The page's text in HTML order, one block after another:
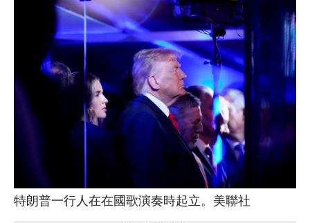
特朗普一行人在在國歌演奏時起立。美聯社